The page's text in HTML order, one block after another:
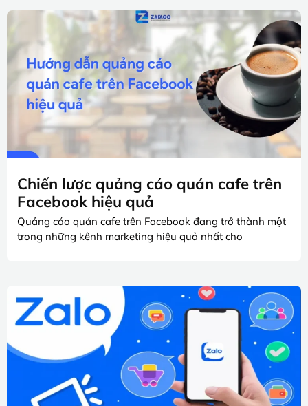
Chiến lược quảng cáo quán cafe trên
Facebook hiệu quả
Quảng cáo quán cafe trên Facebook đang trở thành một
trong những kênh marketing hiệu quả nhất cho